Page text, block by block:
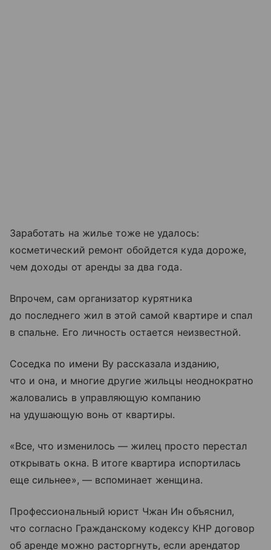
Заработать на жилье тоже не удалось:
косметический ремонт обойдется куда дороже,
чем доходы от аренды за два года.
Впрочем, сам организатор курятника
до последнего жил в этой самой квартире и спал
в спальне. Его личность остается неизвестной.
Соседка по имени Ву рассказала изданию,
что и она, и многие другие жильцы неоднократно
жаловались в управляющую компанию
на удушающую вонь от квартиры.
«Все, что изменилось — жилец просто перестал
открывать окна. В итоге квартира испортилась
еще сильнее», — вспоминает женщина.
Профессиональный юрист Чжан Ин объяснил,
что согласно Гражданскому кодексу КНР договор
об аренде можно расторгнуть, если арендатор